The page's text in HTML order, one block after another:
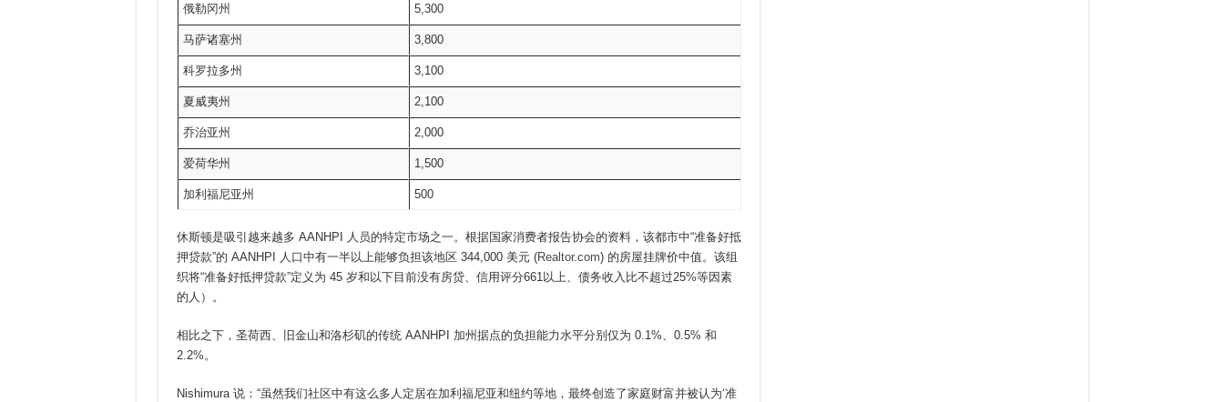
俄勒冈州 5,300
马萨诸塞州 3,800
科罗拉多州 3,100
夏威夷州 2,100
乔治亚州 2,000
爱荷华州 1,500
加利福尼亚州 500
休斯顿是吸引越来越多 AANHPI 人员的特定市场之一。根据国家消费者报告协会的资料，该都市中“准备好抵
押贷款”的 AANHPI 人口中有一半以上能够负担该地区 344,000 美元 (Realtor.com) 的房屋挂牌价中值。该组
织将“准备好抵押贷款”定义为 45 岁和以下目前没有房贷、信用评分661以上、债务收入比不超过25%等因素
的人）。
相比之下，圣荷西、旧金山和洛杉矶的传统 AANHPI 加州据点的负担能力水平分别仅为 0.1%、0.5% 和
2.2%。
Nishimura 说：“虽然我们社区中有这么多人定居在加利福尼亚和纽约等地，最终创造了家庭财富并被认为‘准